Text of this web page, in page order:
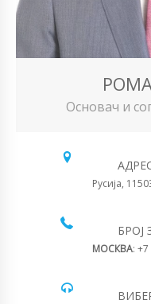
Основач и
Русија,
БРОЈ
МОСКВА: